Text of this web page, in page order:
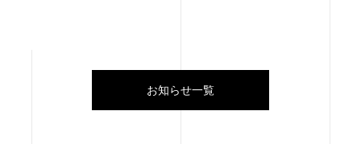
お知らせ一覧